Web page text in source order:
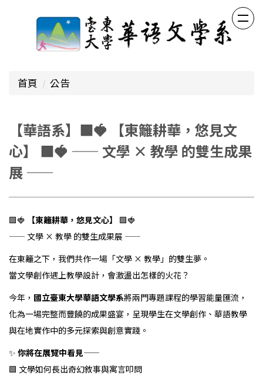
首頁 公告
【華語系】🟩🍓 【東籬耕華，悠見文
心】 🟩🍓 —— 文學 × 教學 的雙生成果
展 ——
🟩🍓 【東籬耕華，悠見文心】
🟩🍓
—— 文學 × 教學 的雙生成果展 ——
在東籬之下，我們共作一場「文學 × 教學」的雙生夢。
當文學創作遇上教學設計，會激盪出怎樣的火花？
今年， 國立臺東大學華語文學系將兩門專題課程的學習能量匯流，
化為一場完整而豐饒的成果盛宴，呈現學生在文學創作、華語教學
與在地實作中的多元探索與創意實踐。
✨ 你將在展覽中看見——
🟩 文學如何長出奇幻敘事與寓言叩問